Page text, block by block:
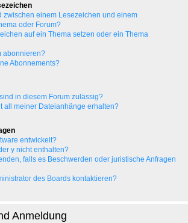
zwischen einem Lesezeichen und einem
oder Forum?
auf ein Thema setzen oder ein Thema
abonnieren?
Abonnements?
in diesem Forum zulässig?
all meiner Dateianhänge erhalten?
entwickelt?
y nicht enthalten?
falls es Beschwerden oder juristische Anfragen
des Boards kontaktieren?
Anmeldung